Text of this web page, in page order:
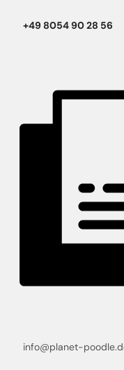
+49 8054 90 28 56
info@planet-